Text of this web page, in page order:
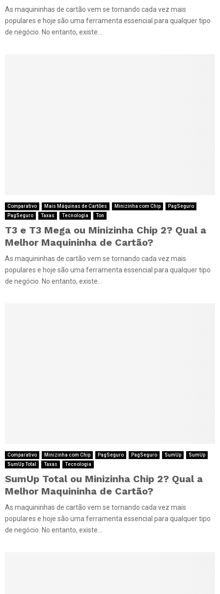
As maquininhas de cartão vem se tornando cada vez mais
populares e hoje são uma ferramenta essencial para qualquer tipo
de negócio. No entanto, existe...
Comparativo Mais Máquinas de Cartões Minizinha com Chip
PagSeguro
PagSeguro
Taxas Tecnologia Ton
T3 e T3 Mega ou Minizinha Chip 2? Qual a
Melhor Maquininha de Cartão?
As maquininhas de cartão vem se tornando cada vez mais
populares e hoje são uma ferramenta essencial para qualquer tipo
de negócio. No entanto, existe...
Comparativo Minizinha com Chip PagSeguro PagSeguro SumUp
SumUp
SumUp Total
Taxas Tecnologia
SumUp Total ou Minizinha Chip 2? Qual a
Melhor Maquininha de Cartão?
As maquininhas de cartão vem se tornando cada vez mais
populares e hoje são uma ferramenta essencial para qualquer tipo
de negócio. No entanto, existe...